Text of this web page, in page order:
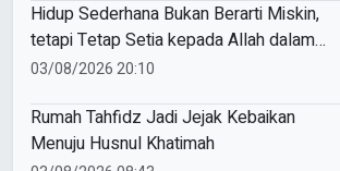
Hidup Sederhana Bukan Berarti Miskin,
tetapi Tetap Setia kepada Allah dalam
Nikmat dan Kesulitan
03/08/2026 20:10
Rumah Tahfidz Jadi Jejak Kebaikan
Menuju Husnul Khatimah